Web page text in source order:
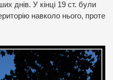
днів. У кінці 19 ст. були
навколо нього, проте